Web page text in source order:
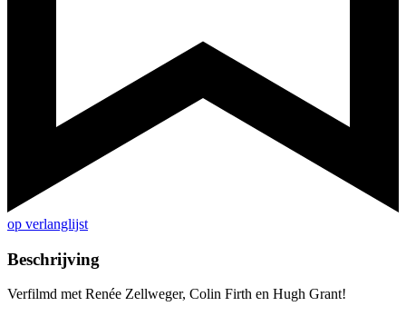
op verlanglijst
Beschrijving
Verfilmd met Renée Zellweger, Colin Firth en Hugh Grant!